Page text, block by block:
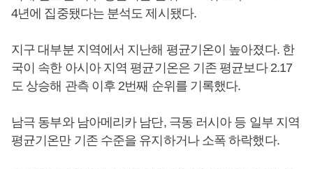
4년에 집중됐다는 분석도 제시됐다.
지구 대부분 지역에서 지난해 평균기온이 높아졌다. 한
국이 속한 아시아 지역 평균기온은 기존 평균보다 2.17
도 상승해 관측 이후 2번째 순위를 기록했다.
남극 동부와 남아메리카 남단, 극동 러시아 등 일부 지역
평균기온만 기존 수준을 유지하거나 소폭 하락했다.